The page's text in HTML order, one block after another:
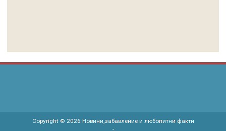
Copyright © 2026 Новини,забавление и любопитни факти
-